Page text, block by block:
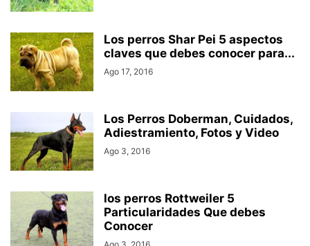
Los perros Shar Pei 5 aspectos
claves que debes conocer para...
Ago 17, 2016
Los Perros Doberman, Cuidados,
Adiestramiento, Fotos y Video
Ago 3, 2016
los perros Rottweiler 5
Particularidades Que debes
Conocer